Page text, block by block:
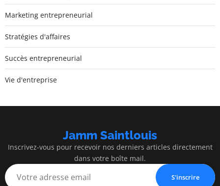
Marketing entrepreneurial
Stratégies d'affaires
Succès entrepreneurial
Vie d'entreprise
Jamm Saintlouis
Inscrivez-vous pour recevoir nos derniers articles directement
dans votre boîte mail.
S'inscrire